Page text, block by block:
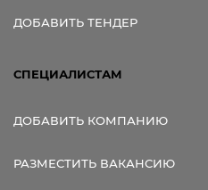
ДОБАВИТЬ ТЕНДЕР
СПЕЦИАЛИСТАМ
ДОБАВИТЬ КОМПАНИЮ
РАЗМЕСТИТЬ ВАКАНСИЮ